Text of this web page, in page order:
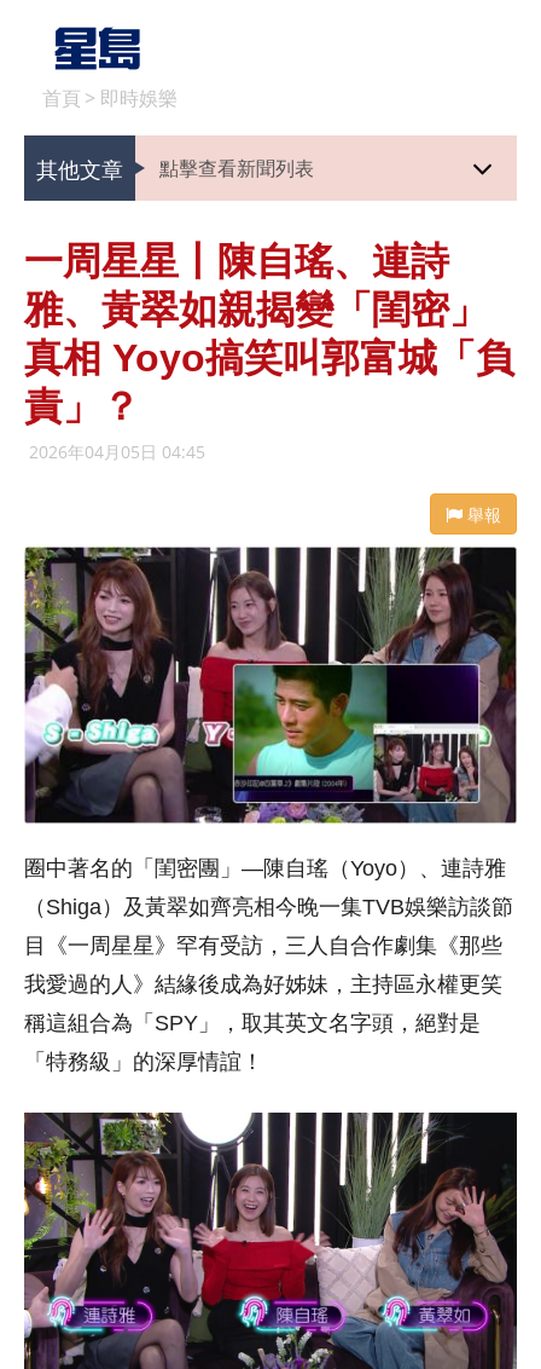
首頁 > 即時娛樂
其他文章 點擊查看新聞列表
一周星星丨陳自瑤、連詩
雅、黃翠如親揭變「閨密」
真相 Yoyo搞笑叫郭富城「負
責」？
2026年04月05日 04:45
舉報
圈中著名的「閨密團」—陳自瑤（Yoyo）、連詩雅
（Shiga）及黃翠如齊亮相今晚一集TVB娛樂訪談節
目《一周星星》罕有受訪，三人自合作劇集《那些
我愛過的人》結緣後成為好姊妹，主持區永權更笑
稱這組合為「SPY」，取其英文名字頭，絕對是
「特務級」的深厚情誼！